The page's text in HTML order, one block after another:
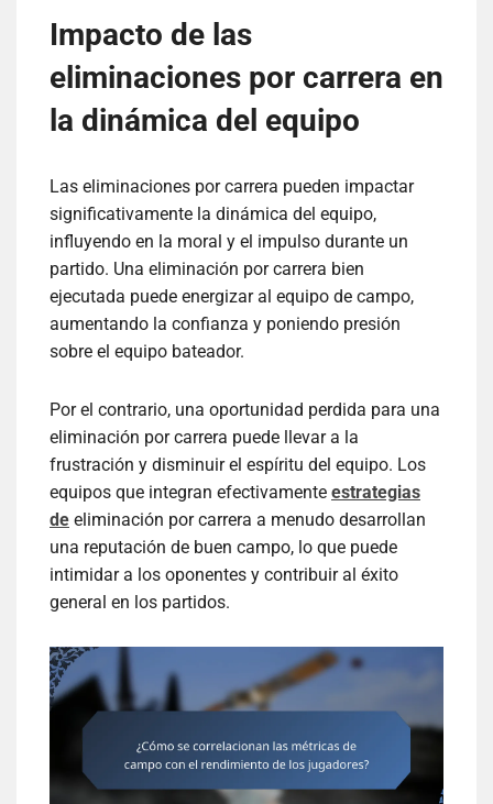
Impacto de las
eliminaciones por carrera en
la dinámica del equipo
Las eliminaciones por carrera pueden impactar
significativamente la dinámica del equipo,
influyendo en la moral y el impulso durante un
partido. Una eliminación por carrera bien
ejecutada puede energizar al equipo de campo,
aumentando la confianza y poniendo presión
sobre el equipo bateador.
Por el contrario, una oportunidad perdida para una
eliminación por carrera puede llevar a la
frustración y disminuir el espíritu del equipo. Los
equipos que integran efectivamente estrategias
de eliminación por carrera a menudo desarrollan
una reputación de buen campo, lo que puede
intimidar a los oponentes y contribuir al éxito
general en los partidos.